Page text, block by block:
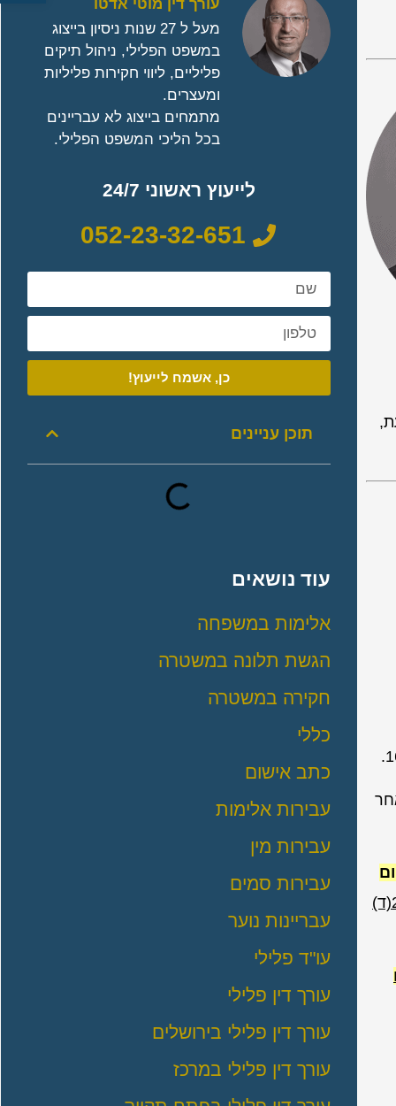
או לצורך סעיף 20(ד)
עורך דין מוטי אדטו
מעל ל 27 שנות ניסיון בייצוג
במשפט הפלילי, ניהול תיקים
פליליים, ליווי חקירות פליליות
ומעצרים.
מתמחים בייצוג לא עבריינים
בכל הליכי המשפט הפלילי.
לייעוץ ראשוני 24/7
052-23-32-651
כן, אשמח לייעוץ!
תוכן עניינים
עוד נושאים
אלימות במשפחה
הגשת תלונה במשטרה
חקירה במשטרה
כללי
כתב אישום
עבירות אלימות
עבירות מין
עבירות סמים
עבריינות נוער
עו"ד פלילי
עורך דין פלילי
עורך דין פלילי בירושלים
עורך דין פלילי במרכז